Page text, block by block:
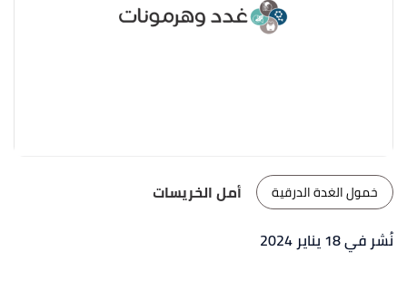
خمول الغدة الدرقية
أمل الخريسات
نُشر في 18 يناير 2024